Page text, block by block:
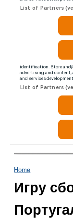
Home
Игру